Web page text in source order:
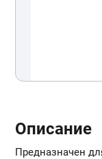
Описание
Предназначен